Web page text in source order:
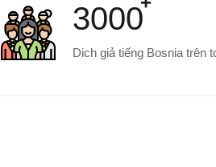
3000
Dich giả tiếng Bosnia trên